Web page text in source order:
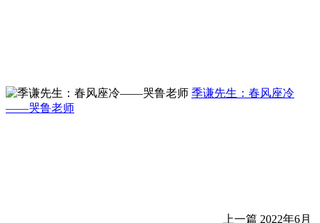
季谦先生：春风座冷
——哭鲁老师
上一篇 2022年6月